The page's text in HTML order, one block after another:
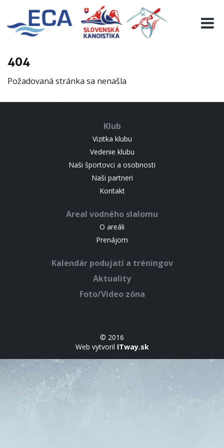
404
Požadovaná stránka sa nenašla
Klub
Vizitka klubu
Vedenie klubu
Naši športovci a osobnosti
Naši partneri
Kontakt
Areal vodného slalomu
O areáli
Prenájom
Kalendár podujatí a tréningov
Aktuality
Foto/Video zóna
© 2016
Web vytvoril ITway.sk
EURO 19
INFO
RESULTS
CONTACT